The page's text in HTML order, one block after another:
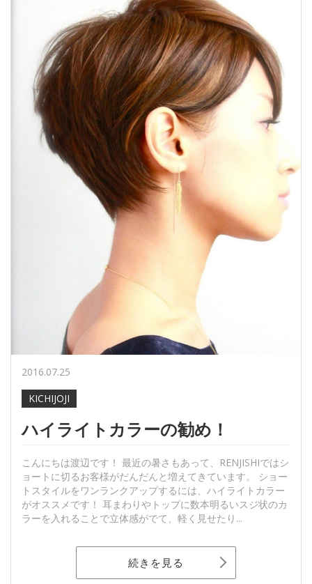
2016.07.25
KICHIJOJI
ハイライトカラーの勧め！
こんにちは渡辺です！ 最近の暑さもあって、RENJISHIではシ
ョートに切るお客様がだんだんと増えてきています。 ショー
トスタイルをワンランクアップするには、ハイライトカラー
がオススメです！ 耳まわりやトップに数本明るいスジ状のカ
ラーを入れることで立体感がでて、軽く見せたり...
続きを見る